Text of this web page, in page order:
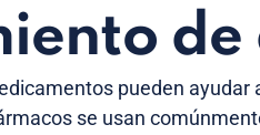
de
pueden ayudar
se usan